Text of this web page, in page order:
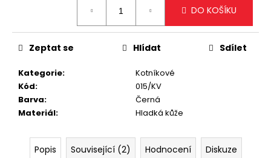
DO KOŠÍKU
Kategorie:
Kotníkové
Kód:
015/KV
Barva:
Černá
Materiál: Hladká kůže
Zeptat se Hlídat Sdílet
Popis Související (2) Hodnocení
Diskuze
ELEGANTNÍ
KRÉMOVÁ
KABELKA
SE
ZLATÝM
ŘETÍZKEM